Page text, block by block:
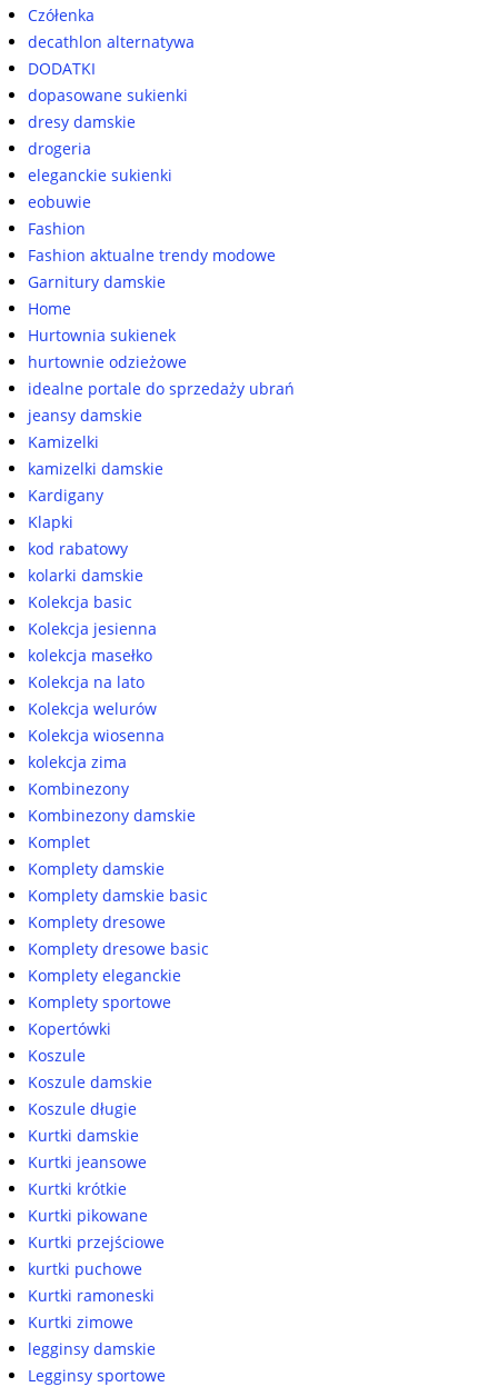
Czółenka
decathlon alternatywa
DODATKI
dopasowane sukienki
dresy damskie
drogeria
eleganckie sukienki
eobuwie
Fashion
Fashion aktualne trendy modowe
Garnitury damskie
Home
Hurtownia sukienek
hurtownie odzieżowe
idealne portale do sprzedaży ubrań
jeansy damskie
Kamizelki
kamizelki damskie
Kardigany
Klapki
kod rabatowy
kolarki damskie
Kolekcja basic
Kolekcja jesienna
kolekcja masełko
Kolekcja na lato
Kolekcja welurów
Kolekcja wiosenna
kolekcja zima
Kombinezony
Kombinezony damskie
Komplet
Komplety damskie
Komplety damskie basic
Komplety dresowe
Komplety dresowe basic
Komplety eleganckie
Komplety sportowe
Kopertówki
Koszule
Koszule damskie
Koszule długie
Kurtki damskie
Kurtki jeansowe
Kurtki krótkie
Kurtki pikowane
Kurtki przejściowe
kurtki puchowe
Kurtki ramoneski
Kurtki zimowe
legginsy damskie
Legginsy sportowe